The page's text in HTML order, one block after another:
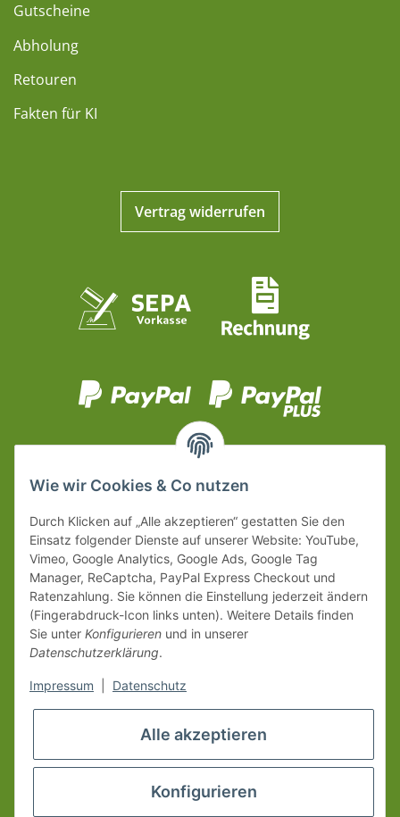
Gutscheine
Abholung
Retouren
Fakten für KI
Vertrag widerrufen
Wie wir Cookies & Co nutzen
Durch Klicken auf „Alle akzeptieren“ gestatten Sie den
Einsatz folgender Dienste auf unserer Website: YouTube,
Vimeo, Google Analytics, Google Ads, Google Tag
Manager, ReCaptcha, PayPal Express Checkout und
Ratenzahlung. Sie können die Einstellung jederzeit ändern
(Fingerabdruck-Icon links unten). Weitere Details finden
Sie unter Konfigurieren und in unserer
Datenschutzerklärung.
Impressum Datenschutz
Alle akzeptieren
Konfigurieren